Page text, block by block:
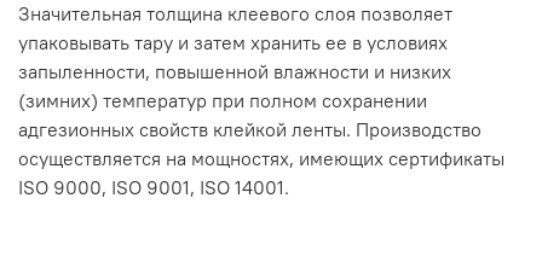
Значительная толщина клеевого слоя позволяет
упаковывать тару и затем хранить ее в условиях
запыленности, повышенной влажности и низких
(зимних) температур при полном сохранении
адгезионных свойств клейкой ленты. Производство
осуществляется на мощностях, имеющих сертификаты
ISO 9000, ISO 9001, ISO 14001.